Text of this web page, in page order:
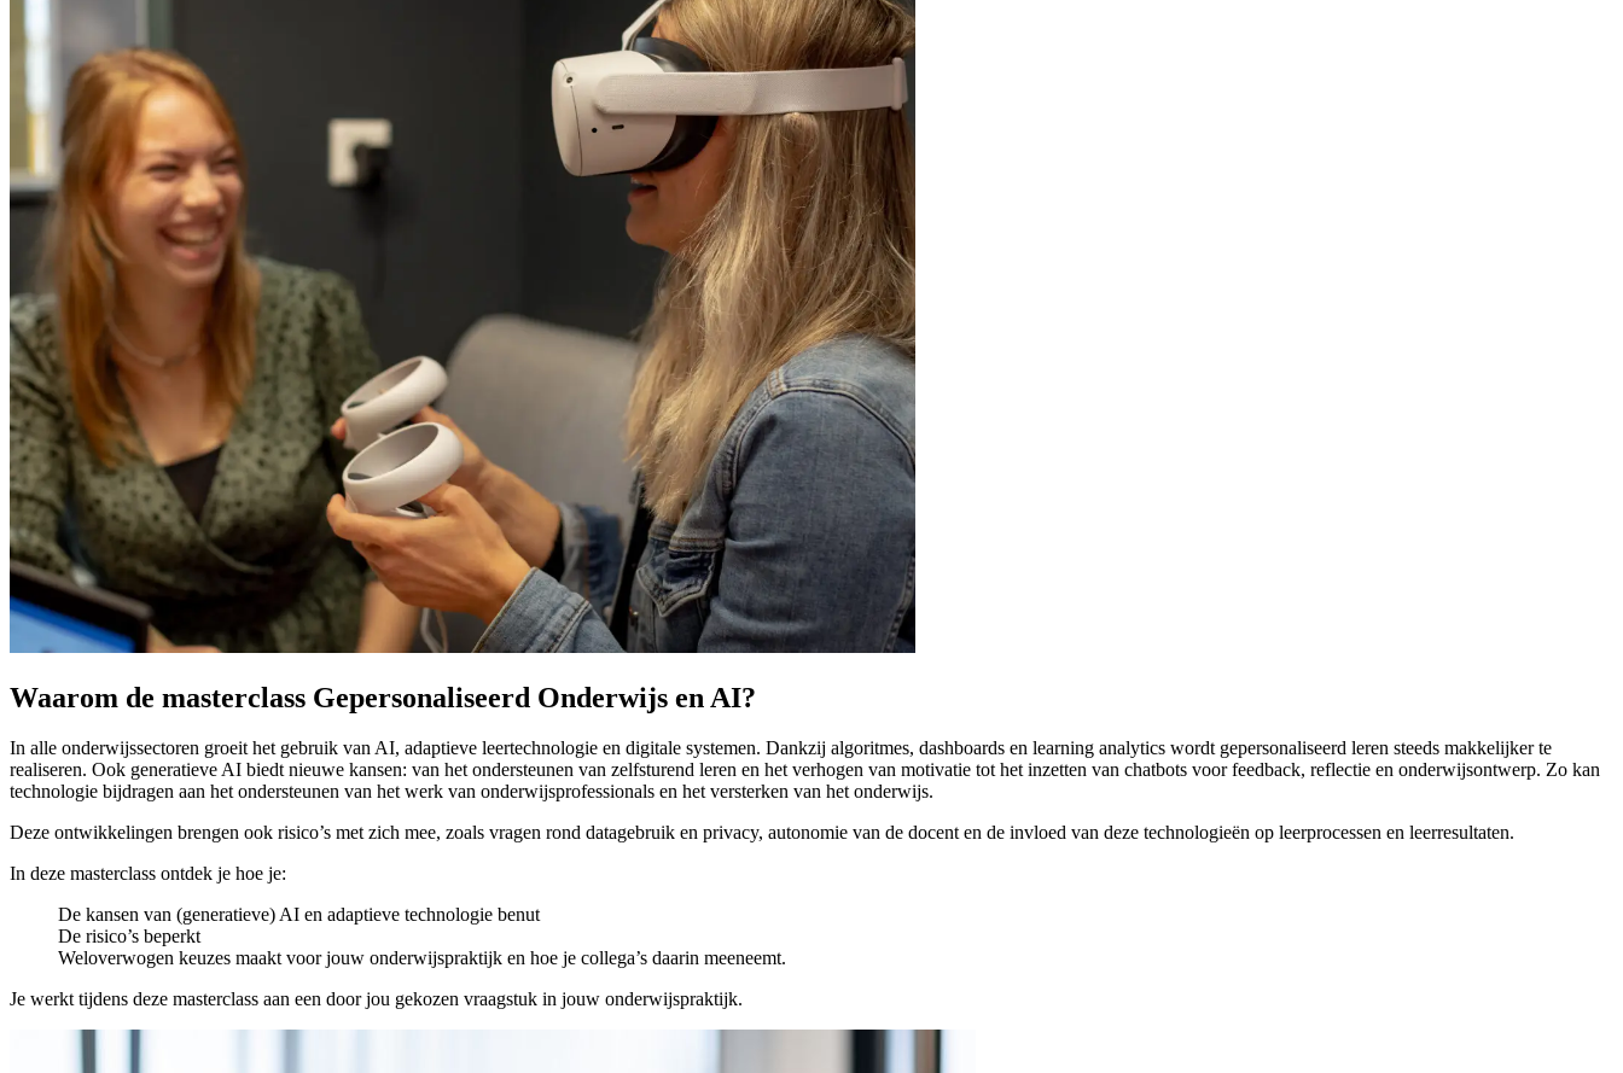
Waarom de masterclass Gepersonaliseerd Onderwijs en AI?
In alle onderwijssectoren groeit het gebruik van AI, adaptieve leertechnologie en digitale systemen. Dankzij algoritmes, dashboards en learning analytics wordt gepersonaliseerd leren steeds makkelijker te
realiseren. Ook generatieve AI biedt nieuwe kansen: van het ondersteunen van zelfsturend leren en het verhogen van motivatie tot het inzetten van chatbots voor feedback, reflectie en onderwijsontwerp. Zo kan
technologie bijdragen aan het ondersteunen van het werk van onderwijsprofessionals en het versterken van het onderwijs.
Deze ontwikkelingen brengen ook risico’s met zich mee, zoals vragen rond datagebruik en privacy, autonomie van de docent en de invloed van deze technologieën op leerprocessen en leerresultaten.
In deze masterclass ontdek je hoe je:
De kansen van (generatieve) AI en adaptieve technologie benut
De risico’s beperkt
Weloverwogen keuzes maakt voor jouw onderwijspraktijk en hoe je collega’s daarin meeneemt.
Je werkt tijdens deze masterclass aan een door jou gekozen vraagstuk in jouw onderwijspraktijk.